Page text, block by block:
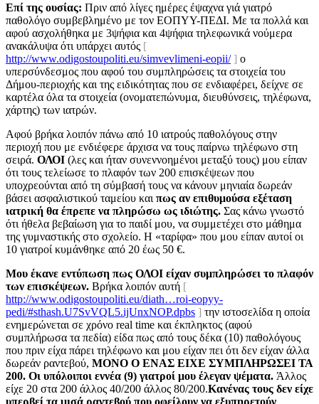
Επί της ουσίας: Πριν από λίγες ημέρες έψαχνα γιά γιατρό
παθολόγο συμβεβλημένο με τον ΕΟΠΥΥ-ΠΕΔΙ. Με τα πολλά και
αφού ασχολήθηκα με 3ψήφια και 4ψήφια τηλεφωνικά νούμερα
ανακάλυψα ότι υπάρχει αυτός [
http://www.odigostoupoliti.eu/simvevlimeni-eopii/ ] ο
υπερσύνδεσμος που αφού του συμπληρώσεις τα στοιχεία του
Δήμου-περιοχής και της ειδικότητας που σε ενδιαφέρει, δείχνε σε
καρτέλα όλα τα στοιχεία (ονοματεπώνυμα, διευθύνσεις, τηλέφωνα,
χάρτης) των ιατρών.
Αφού βρήκα λοιπόν πάνω από 10 ιατρούς παθολόγους στην
περιοχή που με ενδιέφερε άρχισα να τους παίρνω τηλέφωνο στη
σειρά. ΟΛΟΙ (λες και ήταν συνεννοημένοι μεταξύ τους) μου είπαν
ότι τους τελείωσε το πλαφόν των 200 επισκέψεων που
υποχρεούνται από τη σύμβασή τους να κάνουν μηνιαία δωρεάν
βάσει ασφαλιστικού ταμείου και πως αν επιθυμούσα εξέταση
ιατρική θα έπρεπε να πληρώσω ως ιδιώτης. Σας κάνω γνωστό
ότι ήθελα βεβαίωση για το παιδί μου, να συμμετέχει στο μάθημα
της γυμναστικής στο σχολείο. Η «ταρίφα» που μου είπαν αυτοί οι
10 γιατροί κυμάνθηκε από 20 έως 50 €.
Μου έκανε εντύπωση πως ΟΛΟΙ είχαν συμπληρώσει το πλαφόν
των επισκέψεων. Βρήκα λοιπόν αυτή [
http://www.odigostoupoliti.eu/diath…roi-eopyy-
pedi/#sthash.U7SvVQL5.ijUnxNOP.dpbs ] την ιστοσελίδα η οποία
ενημερώνεται σε χρόνο real time και έκπληκτος (αφού
συμπλήρωσα τα πεδία) είδα πως από τους δέκα (10) παθολόγους
που πριν είχα πάρει τηλέφωνο και μου είχαν πει ότι δεν είχαν άλλα
δωρεάν ραντεβού, ΜΟΝΟ Ο ΕΝΑΣ ΕΙΧΕ ΣΥΜΠΛΗΡΩΣΕΙ ΤΑ
200. Οι υπόλοιποι εννέα (9) γιατροί μου έλεγαν ψέματα. Άλλος
είχε 20 στα 200 άλλος 40/200 άλλος 80/200.Κανένας τους δεν είχε
υπερβεί τα μισά ραντεβού που οφείλουν να εξυπηρετούν